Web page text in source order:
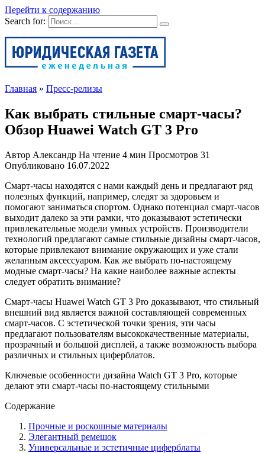
Перейти к содержанию
Search for:
Главная » Пресс-релизы
Как выбрать стильные смарт-часы?
Обзор Huawei Watch GT 3 Pro
Автор Александр На чтение 4 мин Просмотров 31
Опубликовано 16.07.2022
Смарт-часы находятся с нами каждый день и предлагают ряд
полезных функций, например, следят за здоровьем и
помогают заниматься спортом. Однако потенциал смарт-часов
выходит далеко за эти рамки, что доказывают эстетически
привлекательные модели умных устройств. Производители
технологий предлагают самые стильные дизайны смарт-часов,
которые привлекают внимание окружающих и уже стали
желанным аксессуаром. Как же выбрать по-настоящему
модные смарт-часы? На какие наиболее важные аспекты
следует обратить внимание?
Смарт-часы Huawei Watch GT 3 Pro доказывают, что стильный
внешний вид является важной составляющей современных
смарт-часов. С эстетической точки зрения, эти часы
предлагают пользователям высококачественные материалы,
прозрачный и большой дисплей, а также возможность выбора
различных и стильных циферблатов.
Ключевые особенности дизайна Watch GT 3 Pro, которые
делают эти смарт-часы по-настоящему стильными
Содержание
Прочные и роскошные материалы
Элегантный ремешок
Универсальные и эстетичные циферблаты